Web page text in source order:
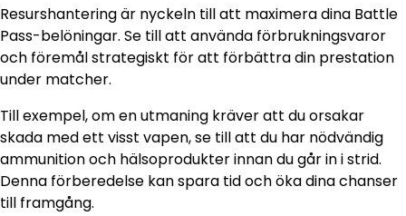
Resurshantering är nyckeln till att maximera dina Battle
Pass-belöningar. Se till att använda förbrukningsvaror
och föremål strategiskt för att förbättra din prestation
under matcher.
Till exempel, om en utmaning kräver att du orsakar
skada med ett visst vapen, se till att du har nödvändig
ammunition och hälsoprodukter innan du går in i strid.
Denna förberedelse kan spara tid och öka dina chanser
till framgång.